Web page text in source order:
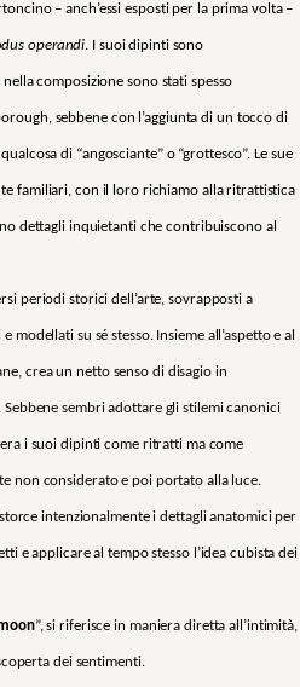
– anch’essi esposti per la prima volta –
operandi. I suoi dipinti sono
composizione sono stati spesso
sebbene con l’aggiunta di un tocco di
di “angosciante” o “grottesco”. Le sue
familiari, con il loro richiamo alla ritrattistica
dettagli inquietanti che contribuiscono al
periodi storici dell’arte, sovrapposti a
su sé stesso. Insieme all’aspetto e al
crea un netto senso di disagio in
sembri adottare gli stilemi canonici
i suoi dipinti come ritratti ma come
non considerato e poi portato alla luce.
intenzionalmente i dettagli anatomici per
e applicare al tempo stesso l’idea cubista dei
”,si riferisce in maniera diretta all’intimità,
dei sentimenti.